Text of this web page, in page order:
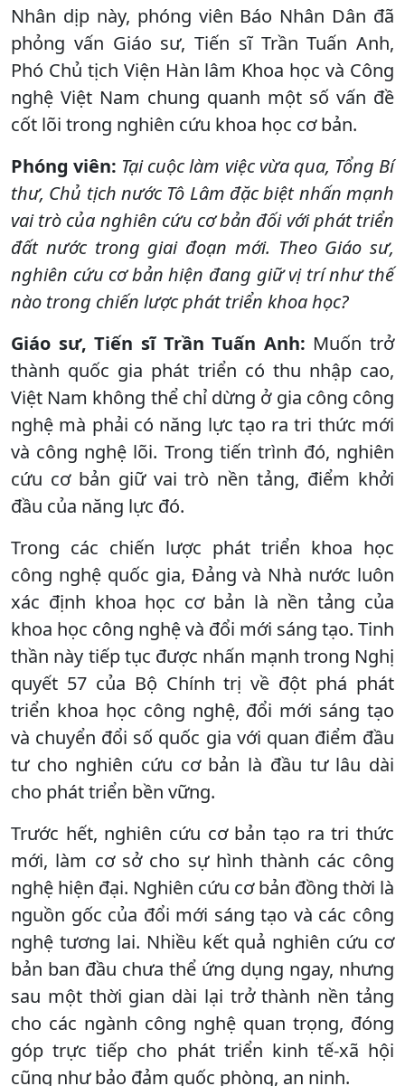
Nhân dịp này, phóng viên Báo Nhân Dân đã
phỏng vấn Giáo sư, Tiến sĩ Trần Tuấn Anh,
Phó Chủ tịch Viện Hàn lâm Khoa học và Công
nghệ Việt Nam chung quanh một số vấn đề
cốt lõi trong nghiên cứu khoa học cơ bản.
Phóng viên: Tại cuộc làm việc vừa qua, Tổng Bí
thư, Chủ tịch nước Tô Lâm đặc biệt nhấn mạnh
vai trò của nghiên cứu cơ bản đối với phát triển
đất nước trong giai đoạn mới. Theo Giáo sư,
nghiên cứu cơ bản hiện đang giữ vị trí như thế
nào trong chiến lược phát triển khoa học?
Giáo sư, Tiến sĩ Trần Tuấn Anh: Muốn trở
thành quốc gia phát triển có thu nhập cao,
Việt Nam không thể chỉ dừng ở gia công công
nghệ mà phải có năng lực tạo ra tri thức mới
và công nghệ lõi. Trong tiến trình đó, nghiên
cứu cơ bản giữ vai trò nền tảng, điểm khởi
đầu của năng lực đó.
Trong các chiến lược phát triển khoa học
công nghệ quốc gia, Đảng và Nhà nước luôn
xác định khoa học cơ bản là nền tảng của
khoa học công nghệ và đổi mới sáng tạo. Tinh
thần này tiếp tục được nhấn mạnh trong Nghị
quyết 57 của Bộ Chính trị về đột phá phát
triển khoa học công nghệ, đổi mới sáng tạo
và chuyển đổi số quốc gia với quan điểm đầu
tư cho nghiên cứu cơ bản là đầu tư lâu dài
cho phát triển bền vững.
Trước hết, nghiên cứu cơ bản tạo ra tri thức
mới, làm cơ sở cho sự hình thành các công
nghệ hiện đại. Nghiên cứu cơ bản đồng thời là
nguồn gốc của đổi mới sáng tạo và các công
nghệ tương lai. Nhiều kết quả nghiên cứu cơ
bản ban đầu chưa thể ứng dụng ngay, nhưng
sau một thời gian dài lại trở thành nền tảng
cho các ngành công nghệ quan trọng, đóng
góp trực tiếp cho phát triển kinh tế-xã hội
cũng như bảo đảm quốc phòng, an ninh.